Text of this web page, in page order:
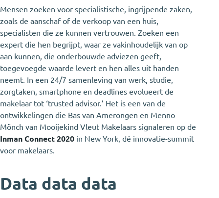
Mensen zoeken voor specialistische, ingrijpende zaken,
zoals de aanschaf of de verkoop van een huis,
specialisten die ze kunnen vertrouwen. Zoeken een
expert die hen begrijpt, waar ze vakinhoudelijk van op
aan kunnen, die onderbouwde adviezen geeft,
toegevoegde waarde levert en hen alles uit handen
neemt. In een 24/7 samenleving van werk, studie,
zorgtaken, smartphone en deadlines evolueert de
makelaar tot ‘trusted advisor.’ Het is een van de
ontwikkelingen die Bas van Amerongen en Menno
Mönch van Mooijekind Vleut Makelaars signaleren op de
Inman Connect 2020 in New York, dé innovatie-summit
voor makelaars.
Data data data